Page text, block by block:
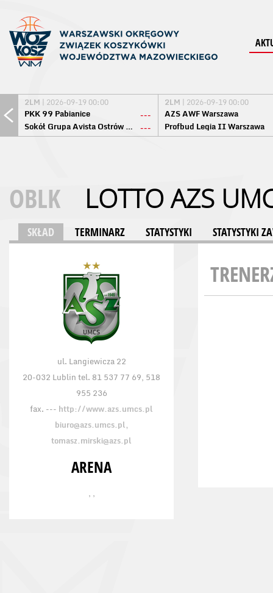
2LM | 2026-09-19 00:00
PKK 99 Pabianice
---
Sokół Grupa Avista Ostrów Maz. ---
2LM | 2026-09-19 00:00
AZS AWF Warszawa
Profbud Legia II Warszawa
OBLK LOTTO AZS
SKŁAD TERMINARZ STATYSTYKI STATYSTYKI
ul. Langiewicza 22
20-032 Lublin tel. 81 537 77 69, 518
955 236
fax. --- http://www.azs.umcs.pl
biuro@azs.umcs.pl,
tomasz.mirski@azs.pl
ARENA
, ,